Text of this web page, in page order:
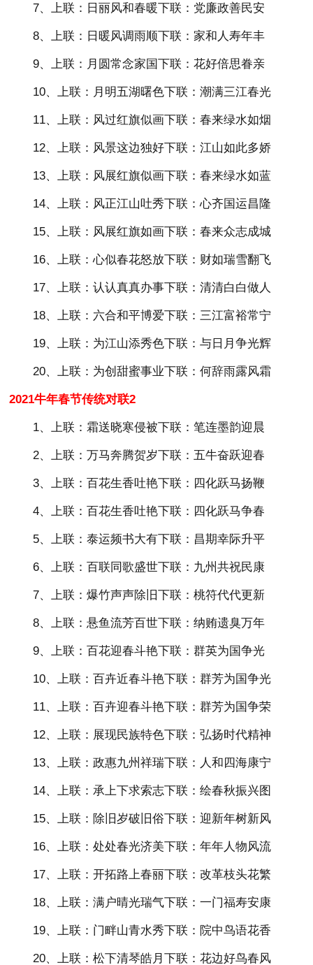
7、上联：日丽风和春暖下联：党廉政善民安
8、上联：日暖风调雨顺下联：家和人寿年丰
9、上联：月圆常念家国下联：花好倍思眷亲
10、上联：月明五湖曙色下联：潮满三江春光
11、上联：风过红旗似画下联：春来绿水如烟
12、上联：风景这边独好下联：江山如此多娇
13、上联：风展红旗似画下联：春来绿水如蓝
14、上联：风正江山吐秀下联：心齐国运昌隆
15、上联：风展红旗如画下联：春来众志成城
16、上联：心似春花怒放下联：财如瑞雪翻飞
17、上联：认认真真办事下联：清清白白做人
18、上联：六合和平博爱下联：三江富裕常宁
19、上联：为江山添秀色下联：与日月争光辉
20、上联：为创甜蜜事业下联：何辞雨露风霜
2021牛年春节传统对联2
1、上联：霜送晓寒侵被下联：笔连墨韵迎晨
2、上联：万马奔腾贺岁下联：五牛奋跃迎春
3、上联：百花生香吐艳下联：四化跃马扬鞭
4、上联：百花生香吐艳下联：四化跃马争春
5、上联：泰运频书大有下联：昌期幸际升平
6、上联：百联同歌盛世下联：九州共祝民康
7、上联：爆竹声声除旧下联：桃符代代更新
8、上联：悬鱼流芳百世下联：纳贿遗臭万年
9、上联：百花迎春斗艳下联：群英为国争光
10、上联：百卉近春斗艳下联：群芳为国争光
11、上联：百卉迎春斗艳下联：群芳为国争荣
12、上联：展现民族特色下联：弘扬时代精神
13、上联：政惠九州祥瑞下联：人和四海康宁
14、上联：承上下求索志下联：绘春秋振兴图
15、上联：除旧岁破旧俗下联：迎新年树新风
16、上联：处处春光济美下联：年年人物风流
17、上联：开拓路上春丽下联：改革枝头花繁
18、上联：满户晴光瑞气下联：一门福寿安康
19、上联：门畔山青水秀下联：院中鸟语花香
20、上联：松下清琴皓月下联：花边好鸟春风